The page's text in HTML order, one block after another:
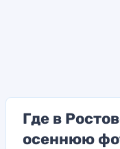
Где в
осеннюю